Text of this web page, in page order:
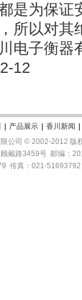
是为保证
所以对其
川电子衡
12
产品展示 香川新闻
限公司 © 2002-2012 版
顾戴路3459号 邮编：
传真：021-